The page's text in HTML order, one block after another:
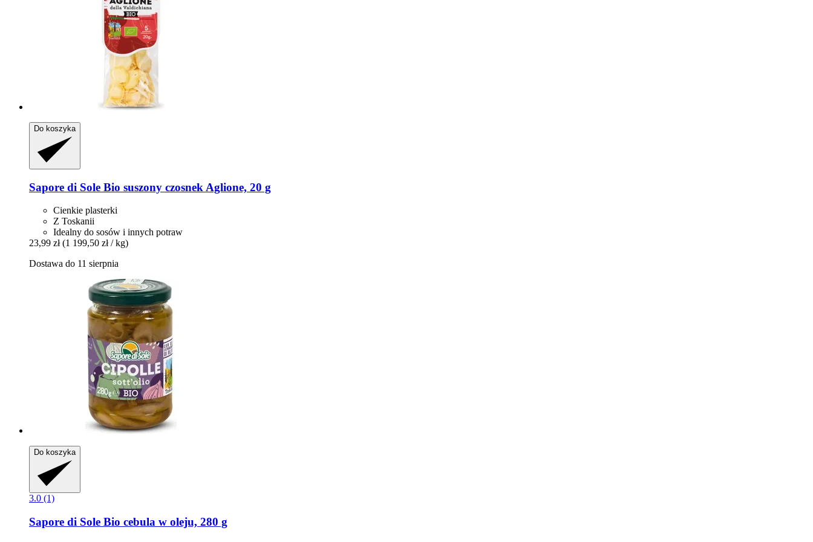
Do koszyka
Sapore di Sole Bio suszony czosnek Aglione, 20 g
Cienkie plasterki
Z Toskanii
Idealny do sosów i innych potraw
23,99 zł (1 199,50 zł / kg)
Dostawa do 11 sierpnia
Do koszyka
3.0 (1)
Sapore di Sole Bio cebula w oleju, 280 g